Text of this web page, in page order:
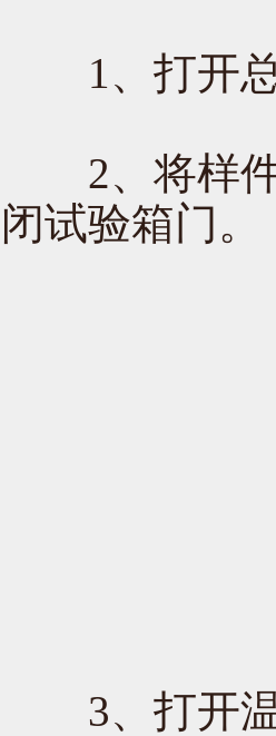
1、打开总
2、将样件
闭试验箱门。
3、打开温